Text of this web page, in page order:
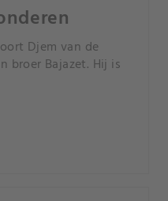
Djem van de
broer Bajazet. Hij is